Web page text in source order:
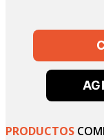
PRODUCTOS